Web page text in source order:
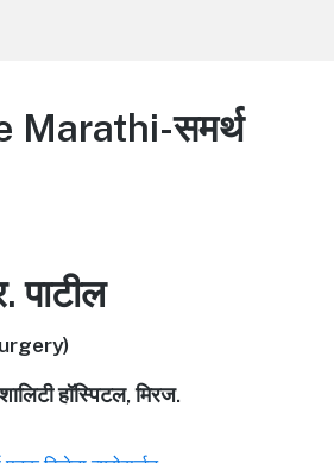
Marathi-समर्थ
पाटील
हॉस्पिटल, मिरज.